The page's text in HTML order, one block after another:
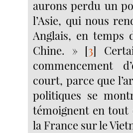
aurons perdu un
l’Asie, qui nous
Anglais, en temps
Chine. » [3]
commencement
court, parce que
politiques se
témoignent en tout
la France sur le